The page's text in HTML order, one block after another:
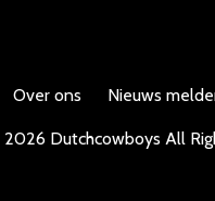
Over ons Nieuws
2026 Dutchcowboys All